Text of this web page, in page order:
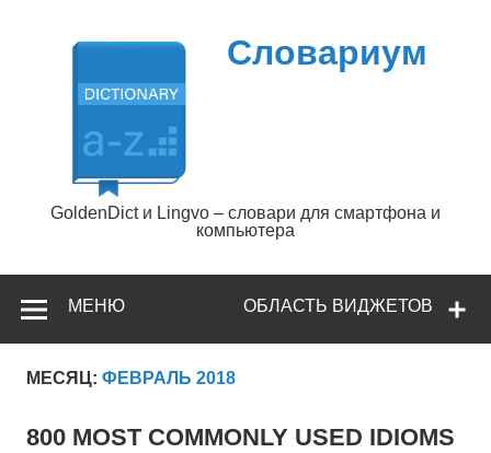
содержимому
Словариум
GoldenDict и Lingvo – словари для смартфона и
компьютера
ОБЛАСТЬ ВИДЖЕТОВ
МЕНЮ
МЕСЯЦ: ФЕВРАЛЬ 2018
800 MOST COMMONLY USED IDIOMS